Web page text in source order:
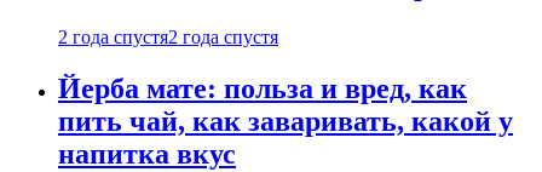
2 года спустя2 года спустя
Йерба мате: польза и вред, как
пить чай, как заваривать, какой у
напитка вкус